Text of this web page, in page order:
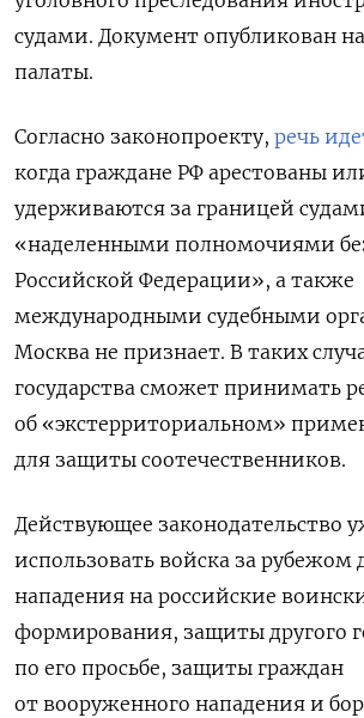
судами. Документ опубликован на
палаты.
Согласно законопроекту, речь
когда граждане РФ арестованы
удерживаются за границей
«наделенными полномочиями
Российской Федерации», а также
международными судебными
Москва не признает. В таких
государства сможет принимать
об «экстерриториальном»
для защиты соотечественников.
Действующее законодательство
использовать войска за рубежом
нападения на российские
формирования, защиты другого
по его просьбе, защиты граждан
от вооруженного нападения и